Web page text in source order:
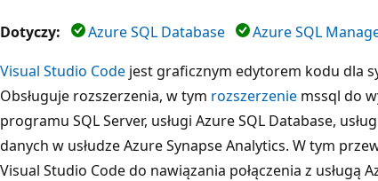
Dotyczy: Azure SQL Database
Azure SQL
Visual Studio Code jest graficznym edytorem kodu dla
Obsługuje rozszerzenia, w tym rozszerzenie mssql do
programu SQL Server, usługi Azure SQL Database,
danych w usłudze Azure Synapse Analytics. W tym
Visual Studio Code do nawiązania połączenia z usługą